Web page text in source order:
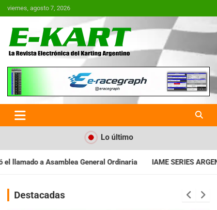
Saltar
al
viernes, agosto 7, 2026
E-Kart.com.ar | La Revista
Electrónica del Karting en
Argentina
Lo último
IAME SERIES ARGENTINA: Baradero recibe la
Destacadas